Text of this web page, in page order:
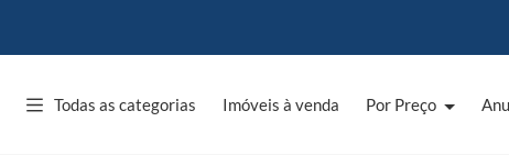
Todas as categorias Imóveis à venda Por Preço